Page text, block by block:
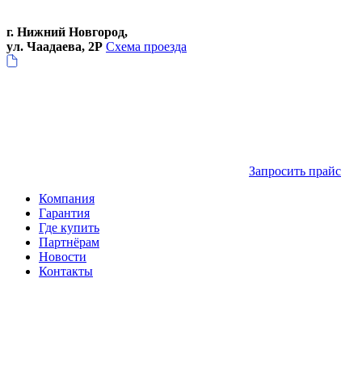
г. Нижний Новгород,
ул. Чаадаева, 2Р Схема проезда
Запросить прайс
Компания
Гарантия
Где купить
Партнёрам
Новости
Контакты